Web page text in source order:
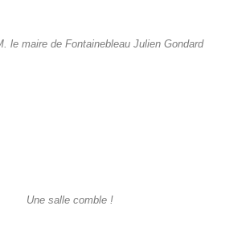
le maire de Fontainebleau Julien Gondard
Une salle comble !